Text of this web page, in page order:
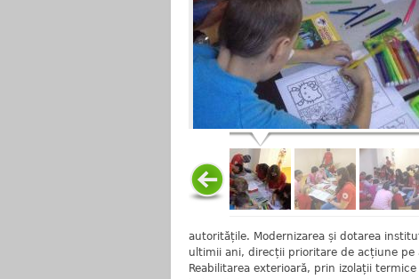
autoritățile. Modernizarea și dotarea
ultimii ani, direcții prioritare de acțiune
Reabilitarea exterioară, prin izolații